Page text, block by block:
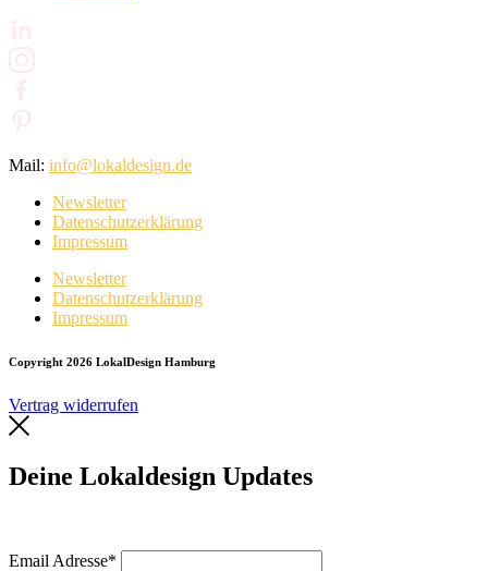
Mail: info@lokaldesign.de
Newsletter
Datenschutzerklärung
Impressum
Newsletter
Datenschutzerklärung
Impressum
Copyright 2026 LokalDesign Hamburg
Vertrag widerrufen
Deine Lokaldesign Updates
Email Adresse*